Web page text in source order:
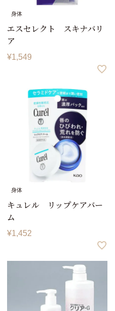
身体
エスセレクト スキナバリ
ア
¥1,549
身体
キュレル リップケアバー
ム
¥1,452